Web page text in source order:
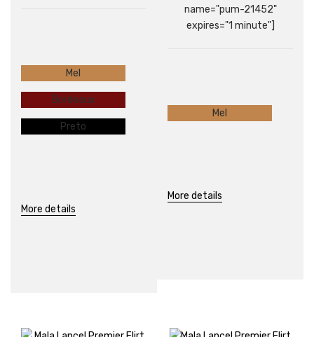
Mel
Bordeaux
Preto
More details
name="pum-21452"
expires="1 minute"]
Mel
More details